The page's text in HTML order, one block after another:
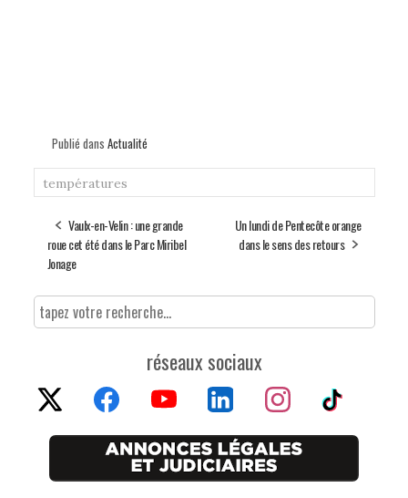
Publié dans Actualité
températures
Vaulx-en-Velin : une grande
roue cet été dans le Parc Miribel
Jonage
Un lundi de Pentecôte orange
dans le sens des retours
réseaux sociaux